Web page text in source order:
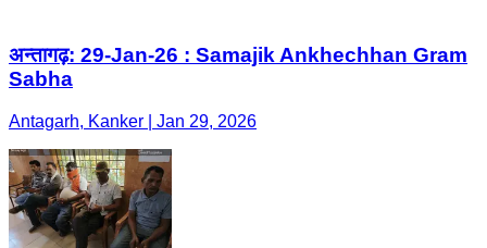
अन्तागढ़: 29-Jan-26 : Samajik Ankhechhan Gram
Sabha
Antagarh, Kanker | Jan 29, 2026